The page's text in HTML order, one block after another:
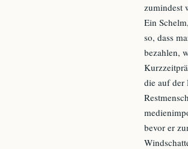
zumindest
Ein
so, dass
bezahlen,
die auf der
bevor er